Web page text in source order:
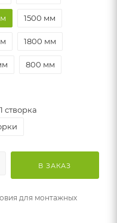
1500 мм
1800 мм
800 мм
1 створка
В ЗАКАЗ
для монтажных